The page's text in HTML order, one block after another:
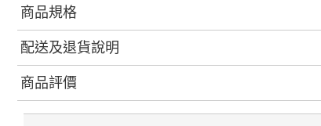
商品規格
配送及退貨說明
商品評價